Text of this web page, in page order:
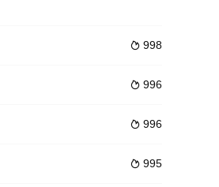
 998
 996
 996
 995